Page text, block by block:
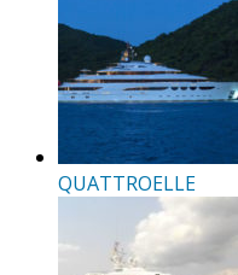
QUATTROELLE